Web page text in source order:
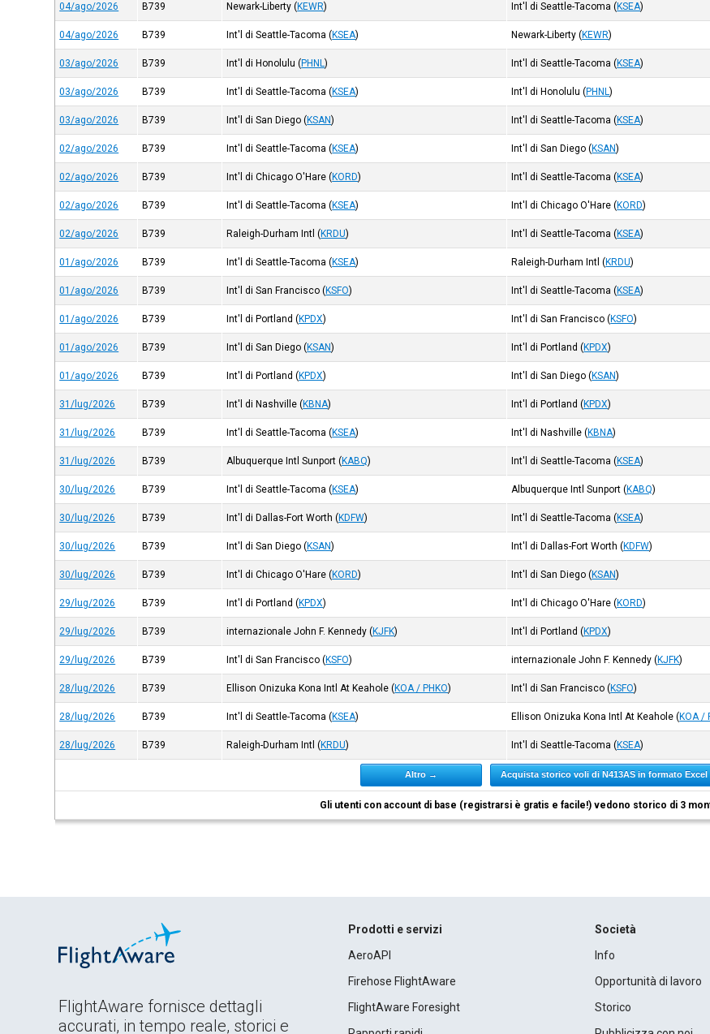
04/ago/2026 B739 Newark-Liberty (KEWR) Int'l di Seattle-Tacoma (KSEA)
04/ago/2026 B739 Int'l di Seattle-Tacoma (KSEA) Newark-Liberty (KEWR)
03/ago/2026 B739 Int'l di Honolulu (PHNL) Int'l di Seattle-Tacoma (KSEA)
03/ago/2026 B739 Int'l di Seattle-Tacoma (KSEA) Int'l di Honolulu (PHNL)
03/ago/2026 B739 Int'l di San Diego (KSAN) Int'l di Seattle-Tacoma (KSEA)
02/ago/2026 B739 Int'l di Seattle-Tacoma (KSEA) Int'l di San Diego (KSAN)
02/ago/2026 B739 Int'l di Chicago O'Hare (KORD) Int'l di Seattle-Tacoma (KSEA)
02/ago/2026 B739 Int'l di Seattle-Tacoma (KSEA) Int'l di Chicago O'Hare (KORD)
02/ago/2026 B739 Raleigh-Durham Intl (KRDU) Int'l di Seattle-Tacoma (KSEA)
01/ago/2026 B739 Int'l di Seattle-Tacoma (KSEA) Raleigh-Durham Intl (KRDU)
01/ago/2026 B739 Int'l di San Francisco (KSFO) Int'l di Seattle-Tacoma (KSEA)
01/ago/2026 B739 Int'l di Portland (KPDX) Int'l di San Francisco (KSFO)
01/ago/2026 B739 Int'l di San Diego (KSAN) Int'l di Portland (KPDX)
01/ago/2026 B739 Int'l di Portland (KPDX) Int'l di San Diego (KSAN)
31/lug/2026 B739 Int'l di Nashville (KBNA) Int'l di Portland (KPDX)
31/lug/2026 B739 Int'l di Seattle-Tacoma (KSEA) Int'l di Nashville (KBNA)
31/lug/2026 B739 Albuquerque Intl Sunport (KABQ) Int'l di Seattle-Tacoma (KSEA)
30/lug/2026 B739 Int'l di Seattle-Tacoma (KSEA) Albuquerque Intl Sunport (KABQ)
30/lug/2026 B739 Int'l di Dallas-Fort Worth (KDFW) Int'l di Seattle-Tacoma (KSEA)
30/lug/2026 B739 Int'l di San Diego (KSAN) Int'l di Dallas-Fort Worth (KDFW)
30/lug/2026 B739 Int'l di Chicago O'Hare (KORD) Int'l di San Diego (KSAN)
29/lug/2026 B739 Int'l di Portland (KPDX) Int'l di Chicago O'Hare (KORD)
29/lug/2026 B739 internazionale John F. Kennedy (KJFK) Int'l di Portland (KPDX)
29/lug/2026 B739 Int'l di San Francisco (KSFO) internazionale John F. Kennedy (KJFK)
28/lug/2026 B739 Ellison Onizuka Kona Intl At Keahole (KOA / PHKO) Int'l di San Francisco (KSFO)
28/lug/2026 B739 Int'l di Seattle-Tacoma (KSEA) Ellison Onizuka Kona Intl At Keahole (KOA /
28/lug/2026 B739 Raleigh-Durham Intl (KRDU) Int'l di Seattle-Tacoma (KSEA)
Altro → Acquista storico voli di N413AS in formato
Gli utenti con account di base (registrarsi è gratis e facile!) vedono storico di 3
FlightAware fornisce dettagli
accurati, in tempo reale, storici e
Prodotti e servizi
AeroAPI
Firehose FlightAware
FlightAware Foresight
Società
Info
Opportunità di lavoro
Storico